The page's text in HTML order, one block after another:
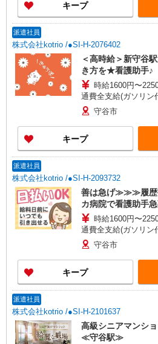
キープ
派遣社員
株式会社kotrio /●SI-H-2076402
＜高時給＞新守谷
き方を★看護助手♪
時給1600円〜
通費全支給(ガソリン
守谷市
キープ
派遣社員
株式会社kotrio /●SI-H-2093732
善は急げ≫≫≫履歴
カ病院で看護助手
時給1600円〜
通費全支給(ガソリン
守谷市
キープ
派遣社員
株式会社kotrio /●SI-H-2101637
高級シニアマンシ
≪守谷駅≫